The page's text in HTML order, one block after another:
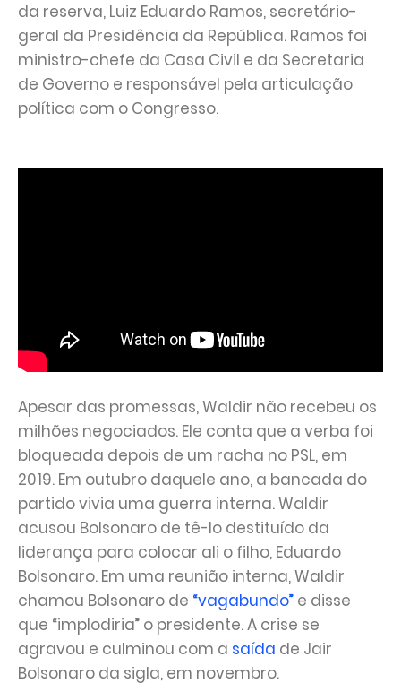
da reserva, Luiz Eduardo Ramos, secretário-
geral da Presidência da República. Ramos foi
ministro-chefe da Casa Civil e da Secretaria
de Governo e responsável pela articulação
política com o Congresso.
Apesar das promessas, Waldir não recebeu os
milhões negociados. Ele conta que a verba foi
bloqueada depois de um racha no PSL, em
2019. Em outubro daquele ano, a bancada do
partido vivia uma guerra interna. Waldir
acusou Bolsonaro de tê-lo destituído da
liderança para colocar ali o filho, Eduardo
Bolsonaro. Em uma reunião interna, Waldir
chamou Bolsonaro de “vagabundo” e disse
que “implodiria” o presidente. A crise se
agravou e culminou com a saída de Jair
Bolsonaro da sigla, em novembro.